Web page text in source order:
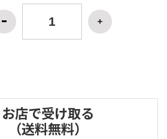
お店で受け取る
（送料無料）